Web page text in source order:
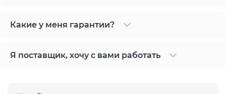
Какие у меня гарантии?
Я поставщик, хочу с вами работать